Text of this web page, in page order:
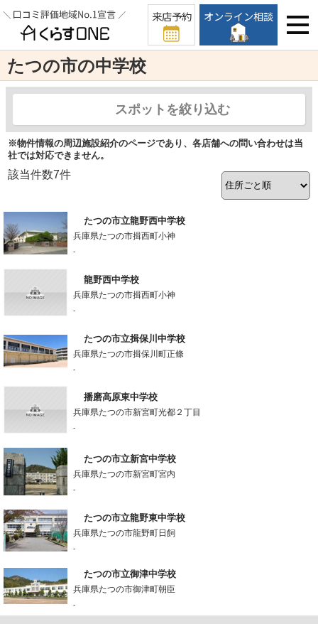
来店予約 オンライン相談
たつの市の中学校
スポットを絞り込む
※物件情報の周辺施設紹介のページであり、各店舗への問い合わせは当
社では対応できません。
該当件数7件
たつの市立龍野西中学校
兵庫県たつの市揖西町小神
-
龍野西中学校
兵庫県たつの市揖西町小神
-
たつの市立揖保川中学校
兵庫県たつの市揖保川町正條
-
播磨高原東中学校
兵庫県たつの市新宮町光都２丁目
-
たつの市立新宮中学校
兵庫県たつの市新宮町宮内
-
たつの市立龍野東中学校
兵庫県たつの市龍野町日飼
-
たつの市立御津中学校
兵庫県たつの市御津町朝臣
-